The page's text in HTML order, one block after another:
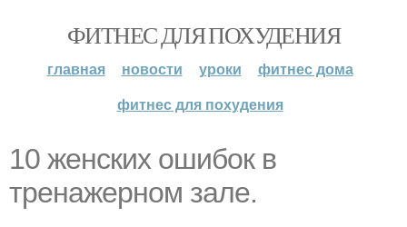
ФИТНЕС ДЛЯ ПОХУДЕНИЯ
главная новости уроки
фитнес дома
фитнес для похудения
10 женских ошибок в
тренажерном зале.